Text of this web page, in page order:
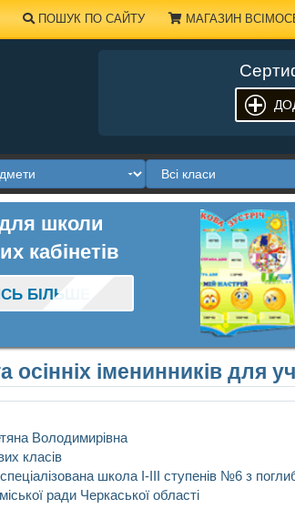
ПОШУК ПО САЙТУ МАГАЗИН
школи
кабінетів
БІЛЬШЕ
осінніх іменинників для
Володимирівна
класів
школа І-ІІІ ступенів №6 з
ради Черкаської області